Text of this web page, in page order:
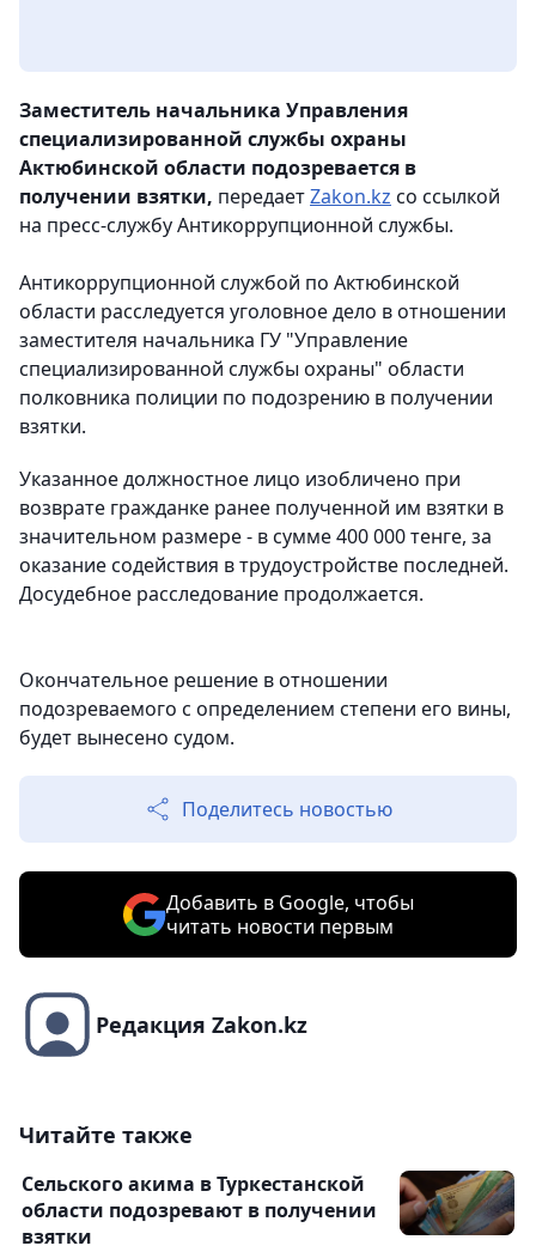
Заместитель начальника Управления
специализированной службы охраны
Актюбинской области подозревается в
получении взятки, передаетZakon.kz со ссылкой
на пресс-службу Антикоррупционной службы.
Антикоррупционной службой по Актюбинской
области расследуется уголовное дело в отношении
заместителя начальника ГУ "Управление
специализированной службы охраны" области
полковника полиции по подозрению в получении
взятки.
Указанное должностное лицо изобличено при
возврате гражданке ранее полученной им взятки в
значительном размере - в сумме 400 000 тенге, за
оказание содействия в трудоустройстве последней.
Досудебное расследование продолжается.
Окончательное решение в отношении
подозреваемого с определением степени его вины,
будет вынесено судом.
Поделитесь новостью
Добавить в Google, чтобы
читать новости первым
Редакция Zakon.kz
Читайте также
Сельского акима в Туркестанской
области подозревают в получении
взятки